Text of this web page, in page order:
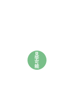
見
学
可
能